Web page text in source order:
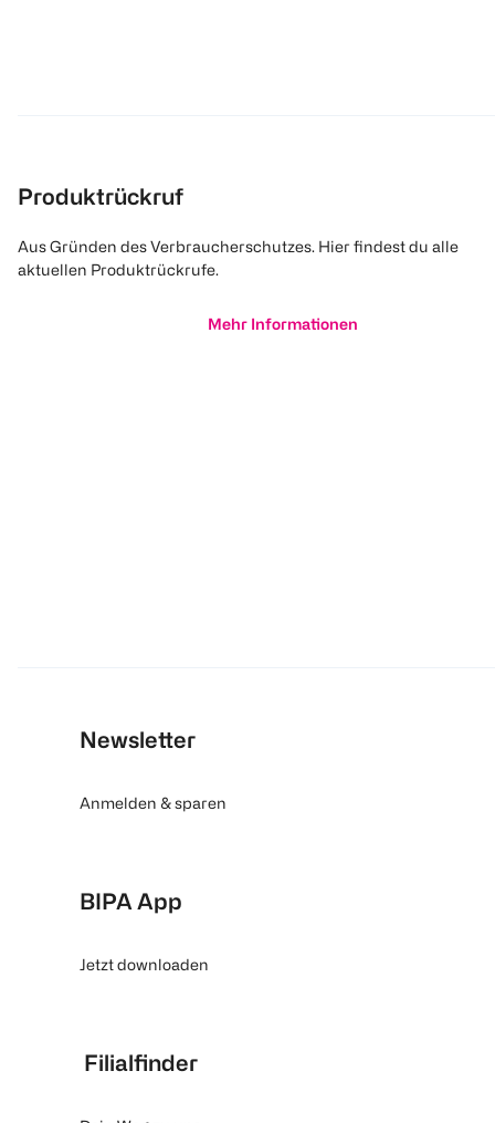
Produktrückruf
Aus Gründen des Verbraucherschutzes. Hier findest du alle
aktuellen Produktrückrufe.
Mehr Informationen
Newsletter
Anmelden & sparen
BIPA App
Jetzt downloaden
Filialfinder